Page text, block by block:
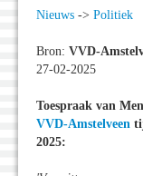
Nieuws -> Politiek
Bron: VVD-
27-02-2025
Toespraak van
VVD-Amstelveen
2025: